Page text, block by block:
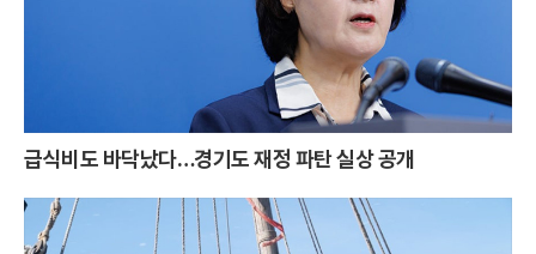
급식비도 바닥났다…경기도 재정 파탄 실상 공개